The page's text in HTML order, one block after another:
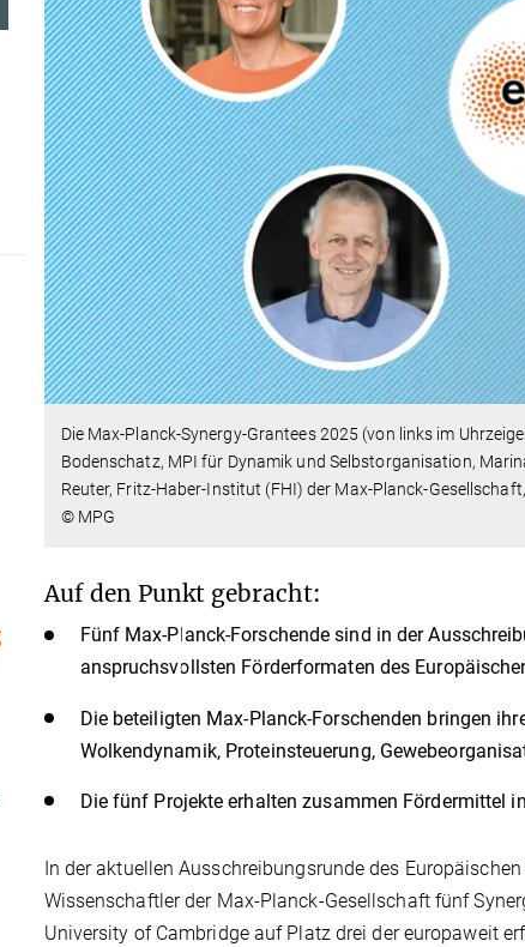
Die Max-Planck-Synergy-Grantees 2025 (von links im
Bodenschatz, MPI für Dynamik und Selbstorganisation,
Reuter, Fritz-Haber-Institut (FHI) der Max-Planck-
© MPG
Auf den Punkt gebracht:
Fünf Max-Planck-Forschende sind in der
anspruchsvollsten Förderformaten des
Die beteiligten Max-Planck-Forschenden bringen
Wolkendynamik, Proteinsteuerung,
Die fünf Projekte erhalten zusammen Fördermittel
In der aktuellen Ausschreibungsrunde des
Wissenschaftler der Max-Planck-Gesellschaft fünf
University of Cambridge auf Platz drei der europaweit